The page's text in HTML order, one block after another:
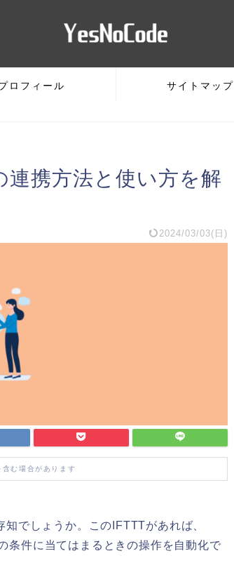
ロフィール サイトマップ
連携方法と使い方を解
2024/03/03(日)
む場合があります
でしょうか。
このIFTTTがあれば、
条件に当てはまるときの操作を自動化で